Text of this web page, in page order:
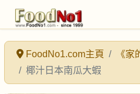
FoodNo1.com主頁 《家
椰汁日本南瓜大蝦